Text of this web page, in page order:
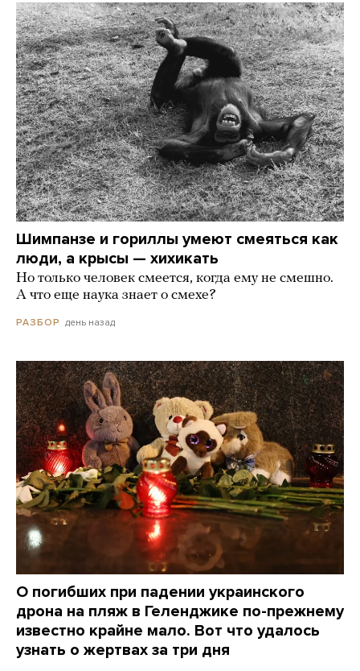
Шимпанзе и гориллы умеют смеяться как
люди, а крысы — хихикать
Но только человек смеется, когда ему не смешно.
А что еще наука знает о смехе?
РАЗБОР день назад
О погибших при падении украинского
дрона на пляж в Геленджике по-прежнему
известно крайне мало. Вот что удалось
узнать о жертвах за три дня